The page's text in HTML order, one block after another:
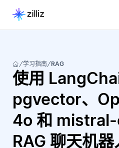
学习指南 RAG
使用
pgvector、
4o 和
RAG 聊天机器